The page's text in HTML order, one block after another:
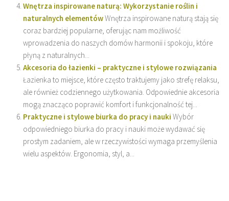
Wnętrza inspirowane naturą: Wykorzystanie roślin i
naturalnych elementówWnętrza inspirowane naturą stają się
coraz bardziej popularne, oferując nam możliwość
wprowadzenia do naszych domów harmonii i spokoju, które
płyną z naturalnych...
Akcesoria do łazienki – praktyczne i stylowe rozwiązania
Łazienka to miejsce, które często traktujemy jako strefę relaksu,
ale również codziennego użytkowania. Odpowiednie akcesoria
mogą znacząco poprawić komfort i funkcjonalność tej...
Praktyczne i stylowe biurka do pracy i nauki Wybór
odpowiedniego biurka do pracy i nauki może wydawać się
prostym zadaniem, ale w rzeczywistości wymaga przemyślenia
wielu aspektów. Ergonomia, styl, a...